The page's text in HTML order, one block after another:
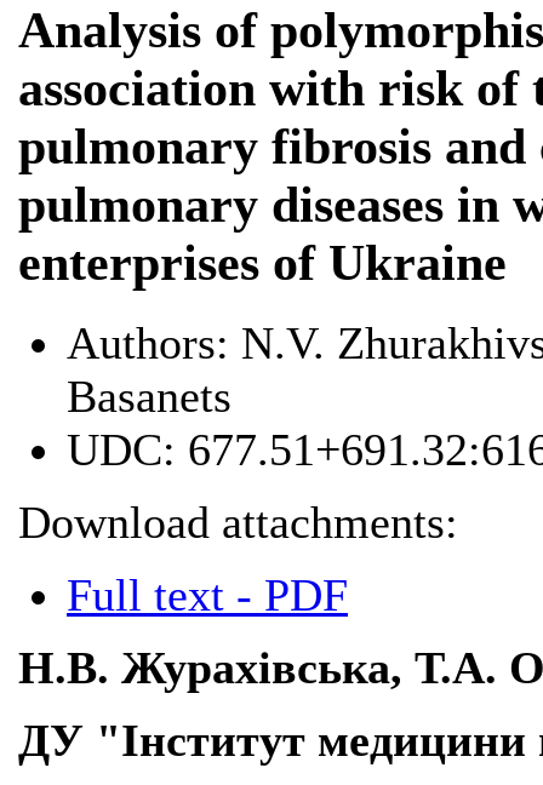
Analysis of
association with risk of
pulmonary fibrosis and
pulmonary diseases in
enterprises of Ukraine
Authors: N.V.
Basanets
UDC:
Download attachments:
Full text - PDF
Н.В. Журахівська, Т.А.
ДУ "Інститут